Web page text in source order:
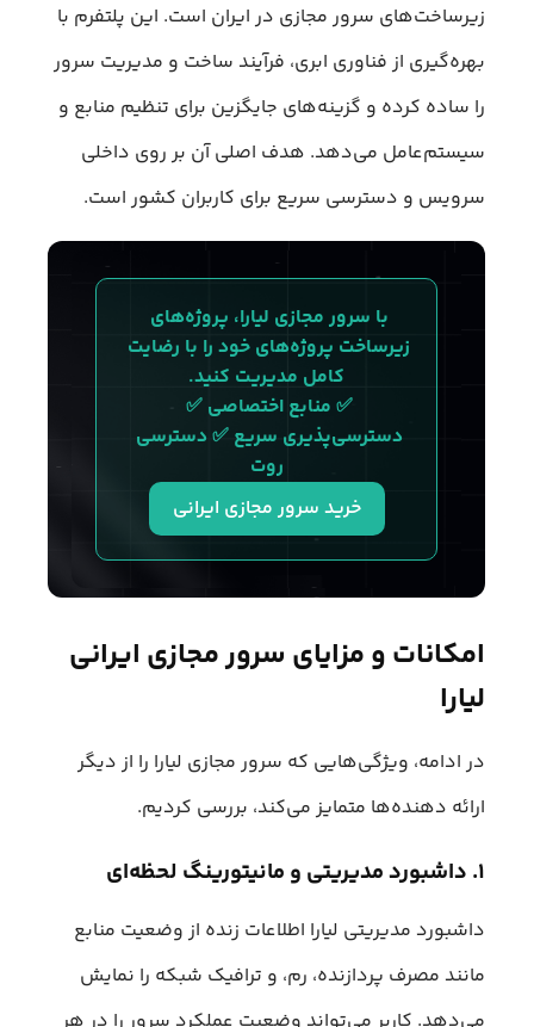
زیرساخت‌های سرور مجازی در ایران است. این پلتفرم با
بهره‌گیری از فناوری ابری، فرآیند ساخت و مدیریت سرور
را ساده کرده و گزینه‌های جایگزین برای تنظیم منابع و
سیستم‌عامل می‌دهد. هدف اصلی آن بر روی داخلی
سرویس و دسترسی سریع برای کاربران کشور است.
با سرور مجازی لیارا، پروژه‌های
کامل مدیریت کنید.
✅ منابع اختصاصی ✅
دسترسی‌پذیری سریع ✅ دسترسی
روت
خرید سرور مجازی ایرانی
امکانات و مزایای سرور مجازی ایرانی
لیارا
در ادامه، ویژگی‌هایی که سرور مجازی لیارا را از دیگر
ارائه دهنده‌ها متمایز می‌کند، بررسی کردیم.
۱. داشبورد مدیریتی و مانیتورینگ لحظه‌ای
داشبورد مدیریتی لیارا اطلاعات زنده از وضعیت منابع
مانند مصرف پردازنده، رم، و ترافیک شبکه را نمایش